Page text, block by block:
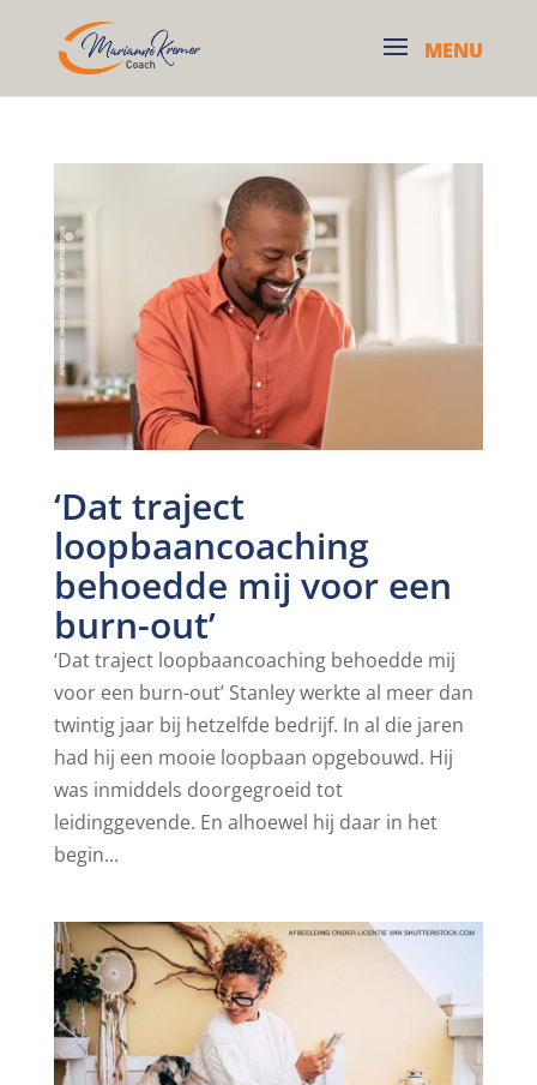
‘Dat traject
loopbaancoaching
behoedde mij voor een
burn-out’
‘Dat traject loopbaancoaching behoedde mij
voor een burn-out’ Stanley werkte al meer dan
twintig jaar bij hetzelfde bedrijf. In al die jaren
had hij een mooie loopbaan opgebouwd. Hij
was inmiddels doorgegroeid tot
leidinggevende. En alhoewel hij daar in het
begin...